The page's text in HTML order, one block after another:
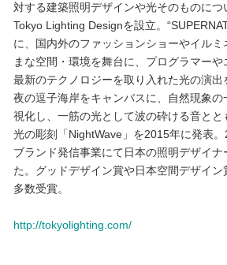
対する建築照明デザインや光そのものに
Tokyo Lighting Designを設立。
に、国内外のファッションショーやイル
まな空間・環境を舞台に、プログラマー
最新のテクノロジーを取り入れた光の演出
夜の逗子海岸をキャンバスに、自然現象
視化し、一筋の光として波の砕ける音とと
光の彫刻「NightWave」を2015年に発表
ブランド発信事業にて日本の照明デザイ
た。グッドデザイン賞や日本空間デザイン
多数受賞。
http://tokyolighting.com/